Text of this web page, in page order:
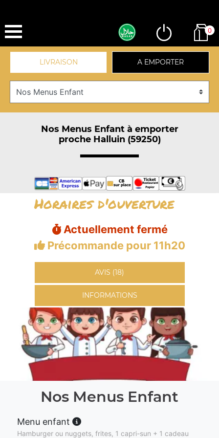
0
LIVRAISON A EMPORTER
Nos Menus Enfant à emporter
proche Halluin (59250)
Horaires d'ouverture
Actuellement fermé
Précommande pour 11h20
AVIS (18)
INFORMATIONS
Nos Menus Enfant
Menu enfant
Hamburger ou nuggets, frites, 1 capri-sun + 1 cadeau